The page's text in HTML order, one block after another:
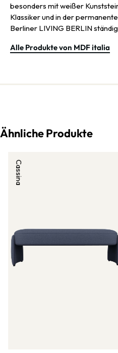
besonders mit weißer
Klassiker und in der
Berliner LIVING BERLIN
Alle Produkte von MDF italia
Ähnliche Produkte
Cassina